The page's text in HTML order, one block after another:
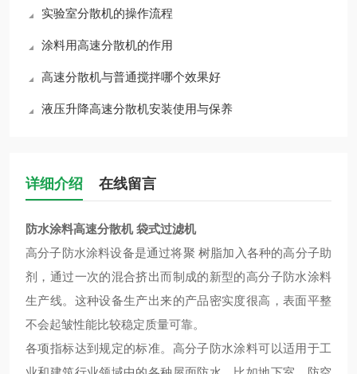
实验室分散机的操作流程
涂料用高速分散机的作用
高速分散机与普通搅拌哪个效果好
液压升降高速分散机安装使用与保养
详细介绍 在线留言
防水涂料高速分散机 袋式过滤机
高分子防水涂料设备是通过将聚 树脂加入各种的高分子助
剂，通过一次的混合挤出而制成的新型的高分子防水涂料
生产线。这种设备生产出来的产品密实度很高，表面平整
不会起皱性能比较稳定质量可靠。
各项指标达到规定的标准。高分子防水涂料可以适用于工